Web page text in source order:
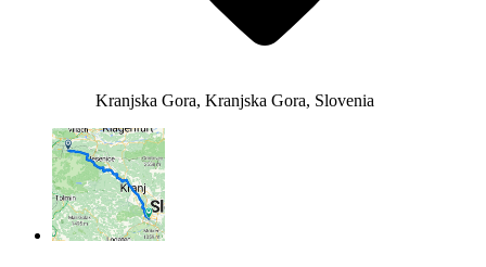
Kranjska Gora, Kranjska Gora, Slovenia